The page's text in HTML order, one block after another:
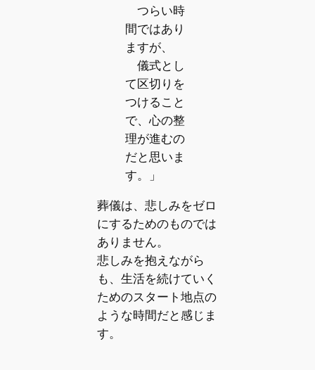
つらい時
間ではあり
ますが、
儀式とし
て区切りを
つけること
で、心の整
理が進むの
だと思いま
す。」
葬儀は、悲しみをゼロ
にするためのものでは
ありません。
悲しみを抱えながら
も、生活を続けていく
ためのスタート地点の
ような時間だと感じま
す。